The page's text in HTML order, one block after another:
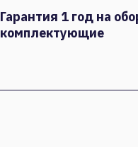
Гарантия 1 год на
комплектующие